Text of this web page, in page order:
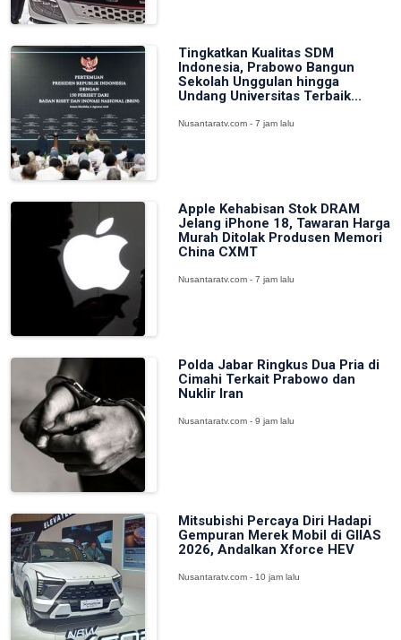
Tingkatkan Kualitas SDM
Indonesia, Prabowo Bangun
Sekolah Unggulan hingga
Undang Universitas Terbaik...
Nusantaratv.com - 7 jam lalu
Apple Kehabisan Stok DRAM
Jelang iPhone 18, Tawaran Harga
Murah Ditolak Produsen Memori
China CXMT
Nusantaratv.com - 7 jam lalu
Polda Jabar Ringkus Dua Pria di
Cimahi Terkait Prabowo dan
Nuklir Iran
Nusantaratv.com - 9 jam lalu
Mitsubishi Percaya Diri Hadapi
Gempuran Merek Mobil di GIIAS
2026, Andalkan Xforce HEV
Nusantaratv.com - 10 jam lalu